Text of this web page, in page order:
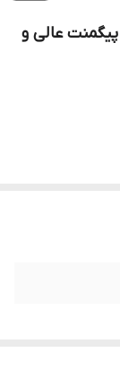
پیگمنت عالی و